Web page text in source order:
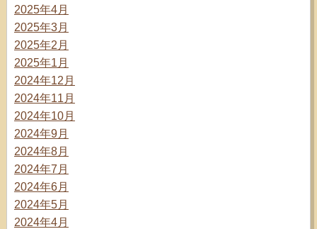
2025年4月
2025年3月
2025年2月
2025年1月
2024年12月
2024年11月
2024年10月
2024年9月
2024年8月
2024年7月
2024年6月
2024年5月
2024年4月